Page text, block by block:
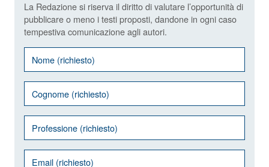
La Redazione si riserva il diritto di valutare l’opportunità di
pubblicare o meno i testi proposti, dandone in ogni caso
tempestiva comunicazione agli autori.